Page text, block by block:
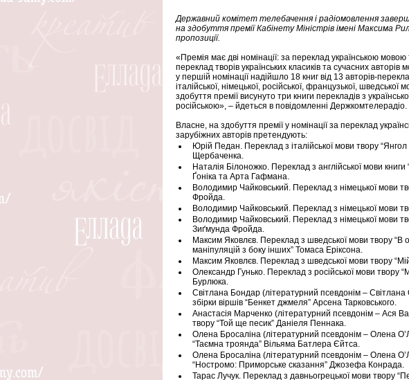
Державний комітет телебачення і радіомовлення
на здобуття премії Кабінету Міністрів імені Максима
пропозиції.
«Премія має дві номінації: за переклад українською
переклад творів українських класиків та сучасних авторів
у першій номінації надійшло 18 книг від 13 авторів-
італійської, німецької, російської, французької, шведської
здобуття премії висунуто три книги перекладів з
російською», – йдеться в повідомленні Держкомтелерадіо.
Власне, на здобуття премії у номінації за переклад
зарубіжних авторів претендують:
Юрій Педан. Переклад з італійської мови твору
Щербаченка.
Наталія Білоножко. Переклад з англійської мови книги
Ґоніка та Арта Гафмана.
Володимир Чайковський. Переклад з німецької мови
Фройда.
Володимир Чайковський. Переклад з німецької мови
Володимир Чайковський. Переклад з німецької мови
Зиґмунда Фройда.
Максим Яковлєв. Переклад з шведської мови твору “В
маніпуляцій з боку інших” Томаса Еріксона.
Максим Яковлєв. Переклад з шведської мови твору
Олександр Гунько. Переклад з російської мови твору
Бурлюка.
Світлана Бондар (літературний псевдонім –
збірки віршів “Бенкет джмеля” Арсена Тарковського.
Анастасія Марченко (літературний псевдонім – Ася
твору “Той ще песик” Даніеля Пеннака.
Олена Бросаліна (літературний псевдонім – Олена
“Таємна троянда” Вільяма Батлера Єйтса.
Олена Бросаліна (літературний псевдонім – Олена
“Ностромо: Приморське сказання” Джозефа Конрада.
Тарас Лучук. Переклад з давньогрецької мови твору